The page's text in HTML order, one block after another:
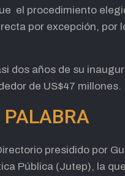
el procedimiento
por excepción, por
dos años de su
de US$47 millones.
presidido por
Pública (Jutep), la